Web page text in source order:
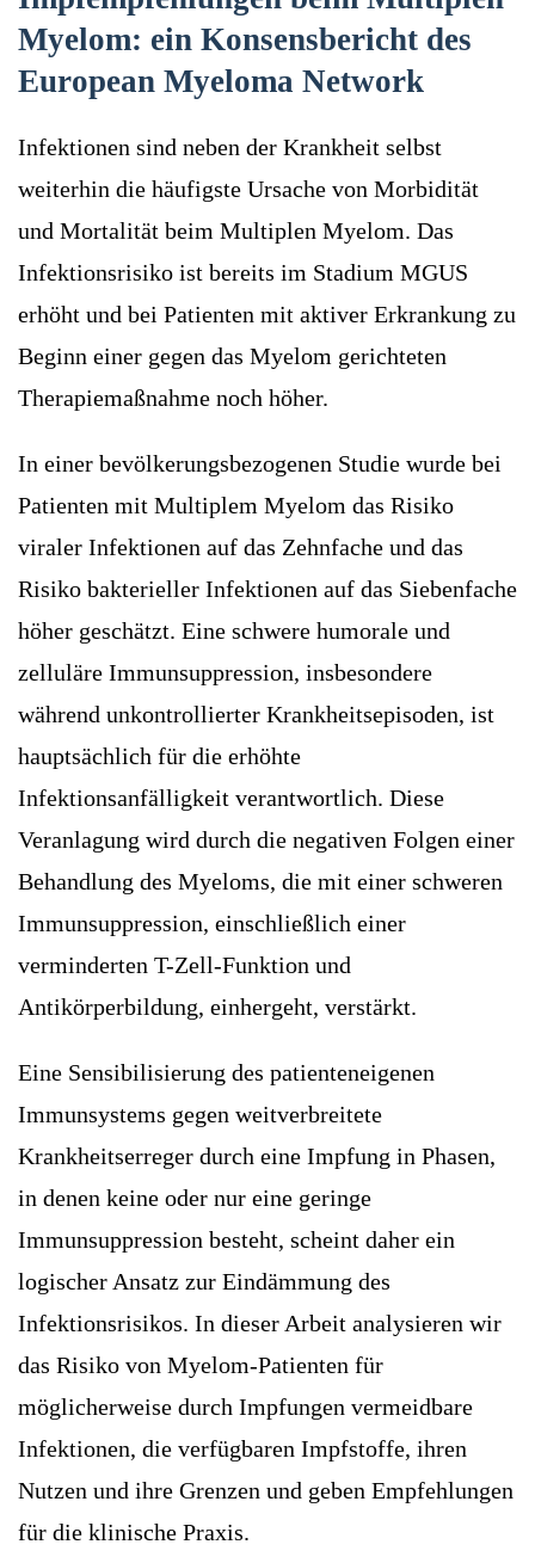
Myelom: ein Konsensbericht des
European Myeloma Network
Infektionen sind neben der Krankheit selbst
weiterhin die häufigste Ursache von Morbidität
und Mortalität beim Multiplen Myelom. Das
Infektionsrisiko ist bereits im Stadium MGUS
erhöht und bei Patienten mit aktiver Erkrankung zu
Beginn einer gegen das Myelom gerichteten
Therapiemaßnahme noch höher.
In einer bevölkerungsbezogenen Studie wurde bei
Patienten mit Multiplem Myelom das Risiko
viraler Infektionen auf das Zehnfache und das
Risiko bakterieller Infektionen auf das Siebenfache
höher geschätzt. Eine schwere humorale und
zelluläre Immunsuppression, insbesondere
während unkontrollierter Krankheitsepisoden, ist
hauptsächlich für die erhöhte
Infektionsanfälligkeit verantwortlich. Diese
Veranlagung wird durch die negativen Folgen einer
Behandlung des Myeloms, die mit einer schweren
Immunsuppression, einschließlich einer
verminderten T-Zell-Funktion und
Antikörperbildung, einhergeht, verstärkt.
Eine Sensibilisierung des patienteneigenen
Immunsystems gegen weitverbreitete
Krankheitserreger durch eine Impfung in Phasen,
in denen keine oder nur eine geringe
Immunsuppression besteht, scheint daher ein
logischer Ansatz zur Eindämmung des
Infektionsrisikos. In dieser Arbeit analysieren wir
das Risiko von Myelom-Patienten für
möglicherweise durch Impfungen vermeidbare
Infektionen, die verfügbaren Impfstoffe, ihren
Nutzen und ihre Grenzen und geben Empfehlungen
für die klinische Praxis.